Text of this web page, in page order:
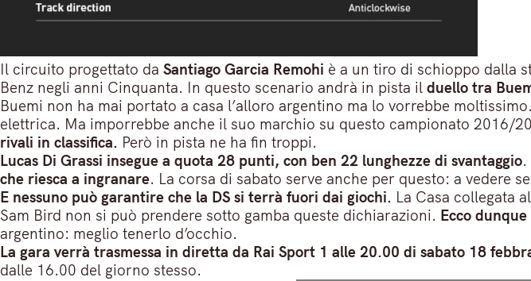
Il circuito progettato da Santiago Garcia Remohi è a un tiro di schioppo dalla
Benz negli anni Cinquanta. In questo scenario andrà in pista il duello tra
Buemi non ha mai portato a casa l’alloro argentino ma lo vorrebbe moltissimo.
elettrica. Ma imporrebbe anche il suo marchio su questo campionato 2016/
rivali in classifica. Però in pista ne ha fin troppi.
Lucas Di Grassi insegue a quota 28 punti, con ben 22 lunghezze di svantaggio
che riesca a ingranare. La corsa di sabato serve anche per questo: a vedere
E nessuno può garantire che la DS si terrà fuori dai giochi. La Casa collegata
Sam Bird non si può prendere sotto gamba queste dichiarazioni. Ecco
argentino: meglio tenerlo d’occhio.
La gara verrà trasmessa in diretta da Rai Sport 1 alle 20.00 di sabato 18
dalle 16.00 del giorno stesso.